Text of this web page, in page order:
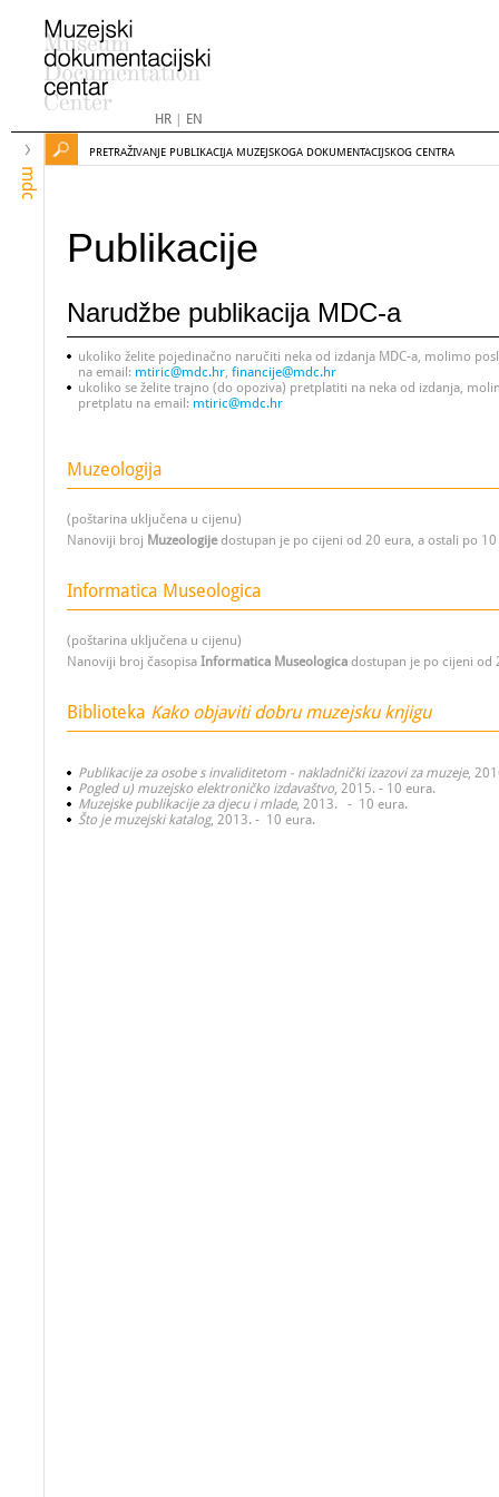
HR| EN
mdc
PRETRAŽIVANJE PUBLIKACIJA MUZEJSKOGA DOKUMENTACIJSKOG CENTRA
Publikacije
Narudžbe publikacija MDC-a
ukoliko želite pojedinačno naručiti neka od izdanja MDC-a, molimo
na email: mtiric@mdc.hr, financije@mdc.hr
ukoliko se želite trajno (do opoziva) pretplatiti na neka od izdanja,
pretplatu na email: mtiric@mdc.hr
Muzeologija
(poštarina uključena u cijenu)
Nanoviji broj Muzeologijedostupan je po cijeni od 20 eura, a ostali po 10
Informatica Museologica
(poštarina uključena u cijenu)
Nanoviji broj časopisa Informatica Museologica dostupan je po cijeni od
Biblioteka Kako objaviti dobru muzejsku knjigu
Publikacije za osobe s invaliditetom - nakladnički izazovi za muzeje,
Pogled u) muzejsko elektroničko izdavaštvo, 2015. - 10 eura.
Muzejske publikacije za djecu i mlade, 2013. - 10 eura.
Što je muzejski katalog, 2013. - 10 eura.